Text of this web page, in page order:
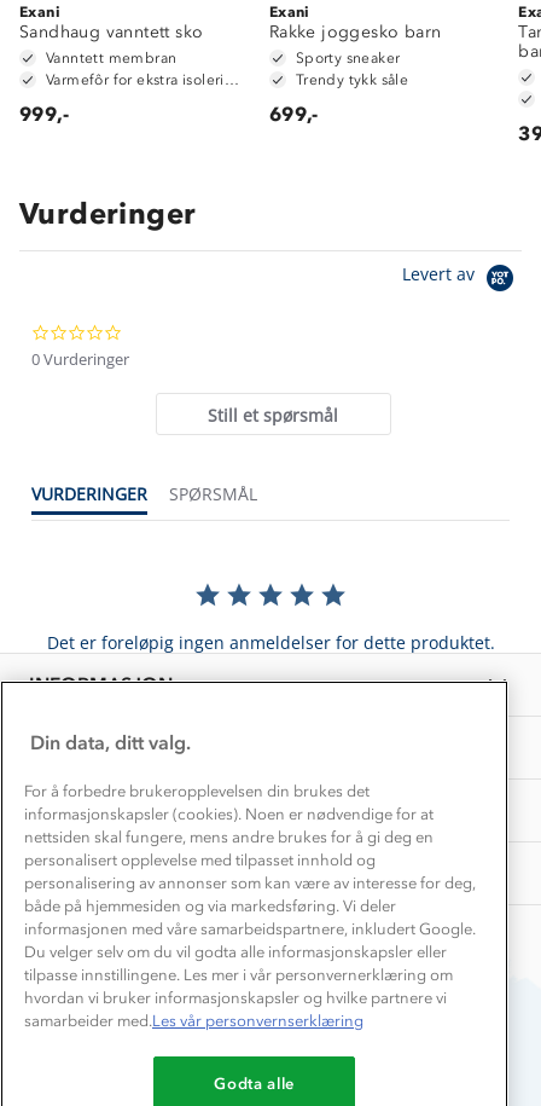
Exani
Sandhaug vanntett sko
Vanntett membran
999,-
Exani
Rakke joggesko barn
Sporty sneaker
Trendy tykk såle
699,-
Vurderinger
Levert av
star
0 Vurderinger
Still et spørsmål
VURDERINGER SPØRSMÅL
Det er foreløpig ingen anmeldelser for dette produktet.
INFORMASJON
Kundeservice
Kundeklubb
Bedrift, barnehage og SFO
Presse
OM OSS
Klima og miljø
1% til samfunnet
Samarbeide med oss?
TIPS OG RÅD
Trelagsprinsippet barn
Alt du trenger til Norgesferien
Gravidklær
Vask og vedlikehold
EL-retur
Store størrelser
Turmat oppskrifter
Beredskap
AKTIVITETER
Få turinspirasjon og tips her⛰
Overnatte utendørs⛺
Leirskole 🥾
Barnehageansatt
Tips til hyttetur
Du betaler enkelt med
Din data, ditt valg.
For å forbedre brukeropplevelsen din brukes det
informasjonskapsler (cookies). Noen er nødvendige for at
nettsiden skal fungere, mens andre brukes for å gi deg en
personalisert opplevelse med tilpasset innhold og
personalisering av annonser som kan være av interesse for deg,
både på hjemmesiden og via markedsføring. Vi deler
informasjonen med våre samarbeidspartnere, inkludert Google.
Du velger selv om du vil godta alle informasjonskapsler eller
tilpasse innstillingene. Les mer i vår personvernerklæring om
hvordan vi bruker informasjonskapsler og hvilke partnere vi
samarbeider med.Les vår personvernserklæring
Godta alle